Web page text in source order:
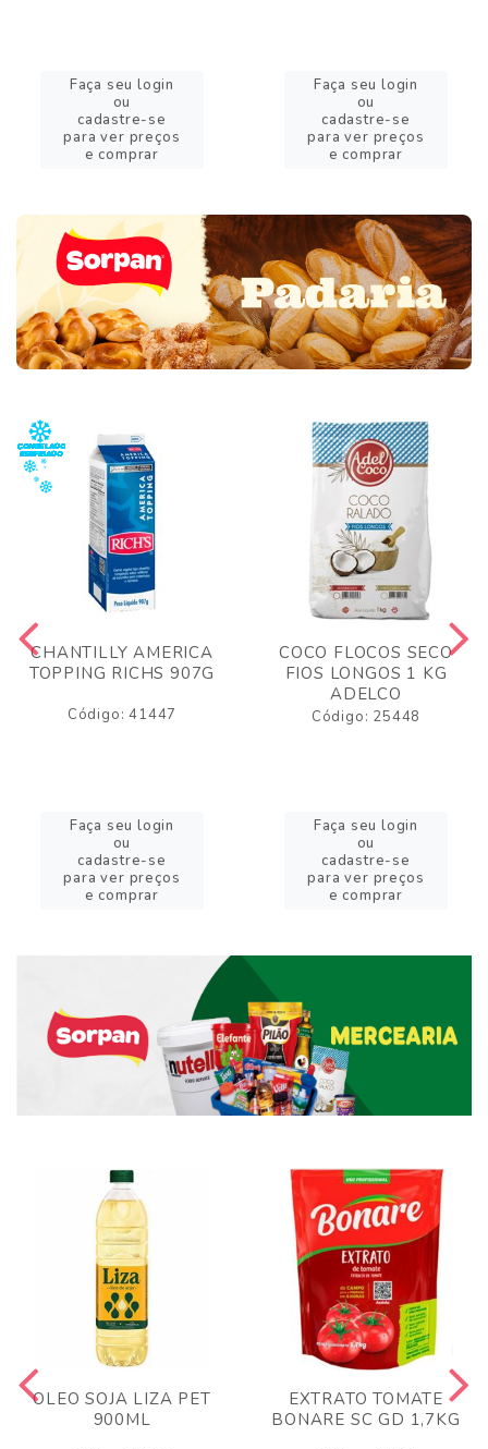
Faça seu login
ou
cadastre-se
para ver preços
e comprar
Faça seu login
ou
cadastre-se
para ver preços
e comprar
CHANTILLY AMERICA
TOPPING RICHS 907G
Código: 41447
Faça seu login
ou
cadastre-se
para ver preços
e comprar
COCO FLOCOS SECO
FIOS LONGOS 1 KG
ADELCO
Código: 25448
Faça seu login
ou
cadastre-se
para ver preços
e comprar
OLEO SOJA LIZA PET
900ML
EXTRATO TOMATE
BONARE SC GD 1,7KG